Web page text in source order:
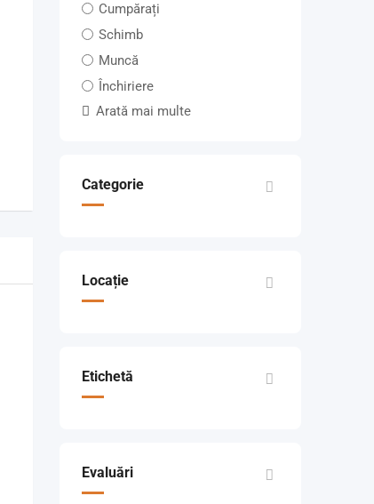
Cumpărați
Schimb
Muncă
Închiriere
Arată mai multe
Categorie
Locație
Etichetă
Evaluări